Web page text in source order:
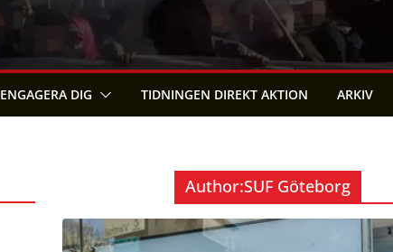
ENGAGERA DIG TIDNINGEN DIREKT AKTION ARKIV
Author:SUF Göteborg